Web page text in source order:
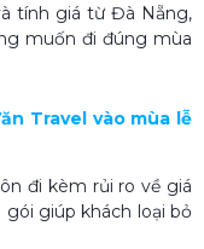
tính giá từ Đà Nẵng,
muốn đi đúng mùa
Travel vào mùa lễ
đi kèm rủi ro về giá
giúp khách loại bỏ